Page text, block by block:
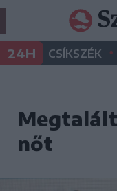
24H CSÍKSZÉK •
nőt